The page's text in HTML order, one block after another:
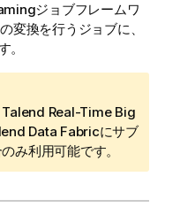
ジョブフレームワ
変換を行うジョブに、
。
Talend Real-Time Big
Data Fabricにサブ
み利用可能です。